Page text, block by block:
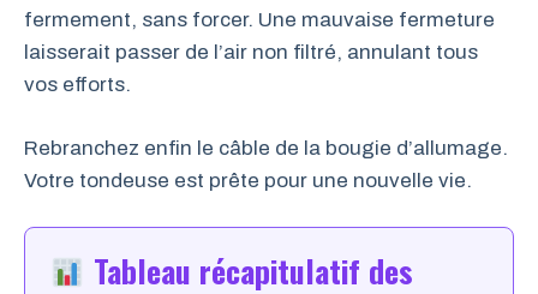
fermement, sans forcer. Une mauvaise fermeture
laisserait passer de l’air non filtré, annulant tous
vos efforts.
Rebranchez enfin le câble de la bougie d’allumage.
Votre tondeuse est prête pour une nouvelle vie.
Tableau récapitulatif des